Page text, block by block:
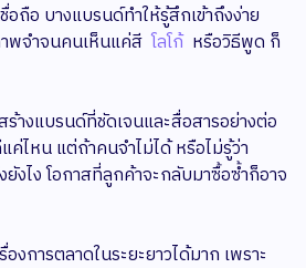
ถือ บางแบรนด์ทำให้รู้สึกเข้าถึงง่าย
พจำจนคนเห็นแค่สี โลโก้ หรือวิธีพูด ก็
ร้างแบรนด์ที่ชัดเจนและสื่อสารอย่างต่อ
ค่ไหน แต่ถ้าคนจำไม่ได้ หรือไม่รู้ว่า
งไง โอกาสที่ลูกค้าจะกลับมาซื้อซ้ำก็อาจ
งการตลาดในระยะยาวได้มาก เพราะ